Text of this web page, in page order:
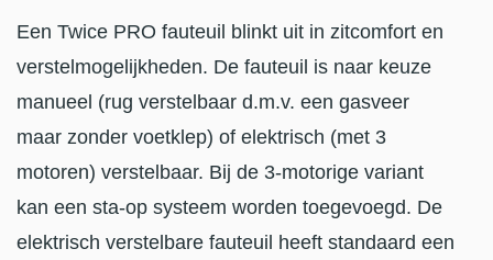
Een Twice PRO fauteuil blinkt uit in zitcomfort en
verstelmogelijkheden. De fauteuil is naar keuze
manueel (rug verstelbaar d.m.v. een gasveer
maar zonder voetklep) of elektrisch (met 3
motoren) verstelbaar. Bij de 3-motorige variant
kan een sta-op systeem worden toegevoegd. De
elektrisch verstelbare fauteuil heeft standaard een